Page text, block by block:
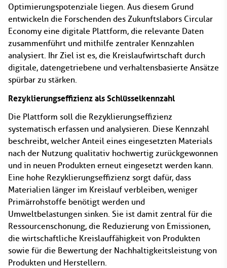
Optimierungspotenziale liegen. Aus diesem Grund
entwickeln die Forschenden des Zukunftslabors Circular
Economy eine digitale Plattform, die relevante Daten
zusammenführt und mithilfe zentraler Kennzahlen
analysiert. Ihr Ziel ist es, die Kreislaufwirtschaft durch
digitale, datengetriebene und verhaltensbasierte Ansätze
spürbar zu stärken.
Rezyklierungseffizienz als Schlüsselkennzahl
Die Plattform soll die Rezyklierungseffizienz
systematisch erfassen und analysieren. Diese Kennzahl
beschreibt, welcher Anteil eines eingesetzten Materials
nach der Nutzung qualitativ hochwertig zurückgewonnen
und in neuen Produkten erneut eingesetzt werden kann.
Eine hohe Rezyklierungseffizienz sorgt dafür, dass
Materialien länger im Kreislauf verbleiben, weniger
Primärrohstoffe benötigt werden und
Umweltbelastungen sinken. Sie ist damit zentral für die
Ressourcenschonung, die Reduzierung von Emissionen,
die wirtschaftliche Kreislauffähigkeit von Produkten
sowie für die Bewertung der Nachhaltigkeitsleistung von
Produkten und Herstellern.